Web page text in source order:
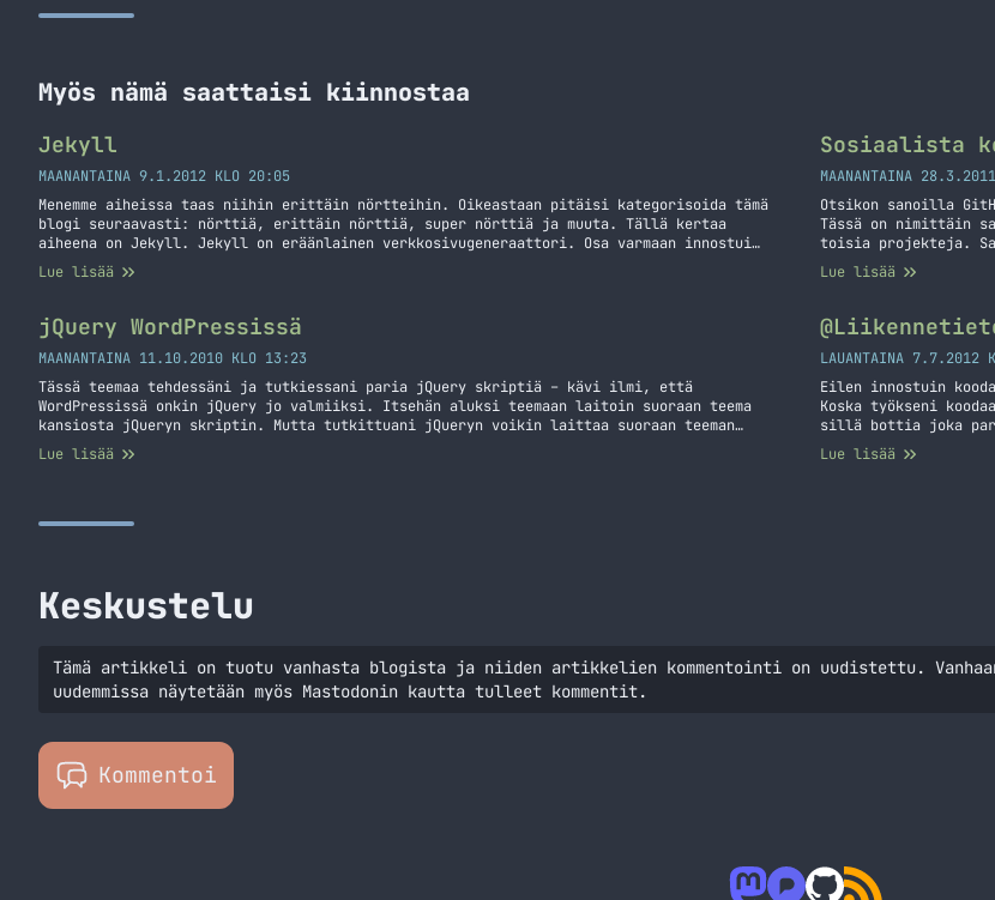
Myös nämä saattaisi kiinnostaa
Jekyll
MAANANTAINA 9.1.2012 KLO 20:05
Menemme aiheissa taas niihin erittäin nörtteihin. Oikeastaan pitäisi kategorisoida tämä
blogi seuraavasti: nörttiä, erittäin nörttiä, super nörttiä ja muuta. Tällä kertaa
aiheena on Jekyll. Jekyll on eräänlainen verkkosivugeneraattori. Osa varmaan innostui
tästä, mutta ei kyse ole ihan niin simppelistä asiasta kuin voisi luulla. Jekyll generoi
nimittäin staattisia verkkosivuja sen mukaan mitä sinne olet syöttänyt. Blogipostauksen…
Lue lisää
Sosiaalista
MAANANTAINA
Otsikon sanoilla
Tässä on nimittäin
toisia projekteja.
tilapäivitysten
Lue lisää
jQuery WordPressissä
MAANANTAINA 11.10.2010 KLO 13:23
Tässä teemaa tehdessäni ja tutkiessani paria jQuery skriptiä – kävi ilmi, että
WordPressissä onkin jQuery jo valmiiksi. Itsehän aluksi teemaan laitoin suoraan teema
kansiosta jQueryn skriptin. Mutta tutkittuani jQueryn voikin laittaa suoraan teeman
header tiedostoon ilman, että sinulla tarvitsee olla teeman sisällä omaa jQuery skripti
tiedostoa. Hommahan onnistuu hyvinkin helposti. Avaa header.php -tiedosto editorissa.
Lue lisää
LAUANTAINA 7.7.2012
Eilen innostuin
Koska työkseni
sillä bottia joka
seuraavaksi ja
on. Joka viides
Lue lisää
Keskustelu
Tämä artikkeli on tuotu vanhasta blogista ja niiden artikkelien kommentointi on uudistettu.
uudemmissa näytetään myös Mastodonin kautta tulleet kommentit.
Kommentoi